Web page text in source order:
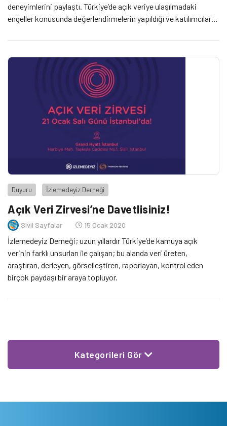
deneyimlerini paylaştı. Türkiye’de açık veriye ulaşılmadaki
engeller konusunda değerlendirmelerin yapıldığı ve katılımcılar
veri konusunda sektörler arasında işbirliği ihtiyacına işaret
edildi.
Duyuru İzlemedeyiz Derneği
Açık Veri Zirvesi’ne Davetlisiniz!
Sivil Sayfalar 15 Ocak 2020
İzlemedeyiz Derneği; uzun yıllardır Türkiye’de kamuya açık
verinin farklı unsurları ile çalışan; bu alanda veri üreten,
araştıran, derleyen, görselleştiren, raporlayan, kontrol eden
birçok paydaşı bir araya topluyor.
Kategorileri Gör